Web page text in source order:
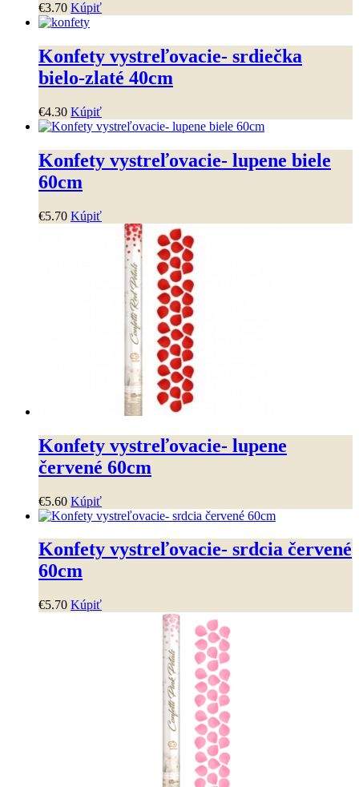
€3.70 Kúpiť
Konfety vystreľovacie- srdiečka
bielo-zlaté 40cm
€4.30 Kúpiť
Konfety vystreľovacie- lupene biele
60cm
€5.70 Kúpiť
Konfety vystreľovacie- lupene
červené 60cm
€5.60 Kúpiť
Konfety vystreľovacie- srdcia červené
60cm
€5.70 Kúpiť